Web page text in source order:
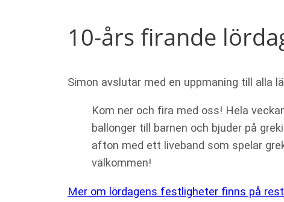
10-års firande
Simon avslutar med en uppmaning till alla
Kom ner och fira med oss! Hela
ballonger till barnen och bjuder på
afton med ett liveband som spelar
välkommen!
Mer om lördagens festligheter finns på